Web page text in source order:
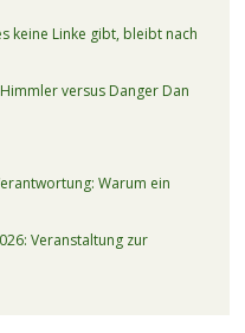
keine Linke gibt, bleibt nach
versus Danger Dan
Warum ein
Veranstaltung zur